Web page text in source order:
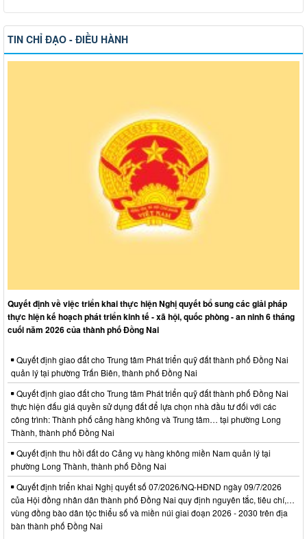
TIN CHỈ ĐẠO - ĐIỀU HÀNH
Quyết định về việc triển khai thực hiện Nghị quyết bổ sung các giải pháp
thực hiện kế hoạch phát triển kinh tế - xã hội, quốc phòng - an ninh 6 tháng
cuối năm 2026 của thành phố Đồng Nai
Quyết định giao đất cho Trung tâm Phát triển quỹ đất thành phố Đồng Nai
quản lý tại phường Trấn Biên, thành phố Đồng Nai
Quyết định giao đất cho Trung tâm Phát triển quỹ đất thành phố Đồng Nai
thực hiện đấu giá quyền sử dụng đất để lựa chọn nhà đầu tư đối với các
công trình: Thành phố cảng hàng không và Trung tâm… tại phường Long
Thành, thành phố Đồng Nai
Quyết định thu hồi đất do Cảng vụ hàng không miền Nam quản lý tại
phường Long Thành, thành phố Đồng Nai
Quyết định triển khai Nghị quyết số 07/2026/NQ-HĐND ngày 09/7/2026
của Hội đồng nhân dân thành phố Đồng Nai quy định nguyên tắc, tiêu chí,…
vùng đồng bào dân tộc thiểu số và miền núi giai đoạn 2026 - 2030 trên địa
bàn thành phố Đồng Nai